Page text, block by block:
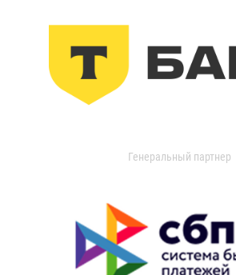
Генеральный партнер